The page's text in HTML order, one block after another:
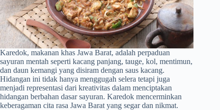
Karedok, makanan khas Jawa Barat, adalah perpaduan
sayuran mentah seperti kacang panjang, tauge, kol, mentimun,
dan daun kemangi yang disiram dengan saus kacang.
Hidangan ini tidak hanya menggugah selera tetapi juga
menjadi representasi dari kreativitas dalam menciptakan
hidangan berbahan dasar sayuran. Karedok mencerminkan
keberagaman cita rasa Jawa Barat yang segar dan nikmat.